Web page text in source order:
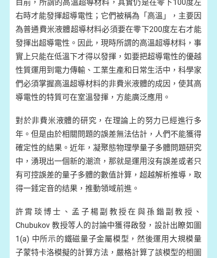
目前，所謂的高溫超導材料，其實仍是在零下100度左
右時才能發揮超導電性；它們被稱為「高溫」，主要因
為普通費米液體超導材料必須要在零下200度左右才能
發揮出超導電性。因此，現時所謂的高溫超導材料，事
實上只能在低溫下才得以發揮，如要把超導電性的優越
性質運用到電力傳輸、工業生產和日常生活中，科學家
們必須掌握高溫超導材料的非費米液體的成因，使其高
導電性的特質可在室溫發揮，方能廣泛應用。
對於非費米液體的研究，在理論上的努力已經進行多
年。但是由於相關問題的誤差無法估計，人們不能獲得
確定性的結果。近年，凝聚態物理學量子多體問題研究
中，湧現出一個新的潮流，那就是運用沒有誤差或者只
有可控誤差的量子多體的數值計算，超越解析推導，取
得一錘定音的结果，推動領域前進。
許霄琰博士、孟子楊副教授在與孫鍇副教授、
Chubukov 教授等人的討論中獲得啟發，設計出瞭如圖
1(a) 中所示的鐵磁量子金屬模型，然後運用大規模量
子蒙特卡洛模擬的計算方法，嚴格計算了該模型的相圖